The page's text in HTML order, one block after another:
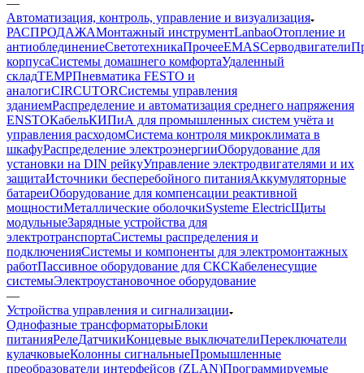
—
Автоматизация, контроль, управление и визуализация
РАСПРОДАЖАМонтажный инструментLanbaoОтопление и
антиоблединениеСветотехникаПрочееEMASCерводвигатели
корпусаСистемы домашнего комфортаУдаленный
складTEMPПневматика FESTO и
аналогиCIRCUTORСистемы управления
зданиемРаспределение и автоматизация среднего напряжения
ENSTOКабельКИПиА для промышленных систем учёта и
управления расходомСистема контроля микроклимата в
шкафуРаспределение электроэнергииОборудование для
установки на DIN рейкуУправление электродвигателями и их
защитаИсточники бесперебойного питанияАккумуляторные
батареиОборудование для компенсации реактивной
мощностиМеталлические оболочкиSysteme ElectricЩиты
модульныеЗарядные устройства для
электротранспортаСистемы распределения и
подключенияСистемы и компоненты для электромонтажных
работПассивное оборудование для СКСКабеленесущие
системыЭлектроустановочное оборудование
—
Устройства управления и сигнализации
Однофазные трансформаторыБлоки
питанияРелеДатчикиКонцевые выключателиПереключатели
кулачковыеКолонны сигнальныеПромышленные
преобразователи интерфейсов (ZLAN)Программируемые